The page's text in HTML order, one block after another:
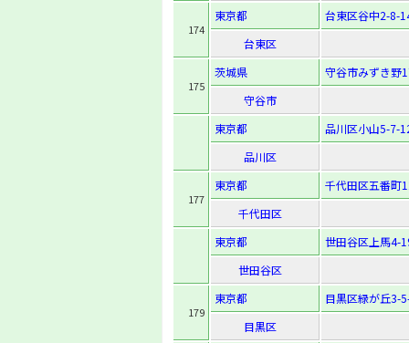
174
東京都
台東区谷中2-8-
台東区
175
茨城県
守谷市みずき野
守谷市
東京都
品川区小山5-7-
品川区
177
東京都
千代田区五番町
千代田区
東京都
世田谷区上馬4-
世田谷区
179
東京都
目黒区緑が丘3-
目黒区